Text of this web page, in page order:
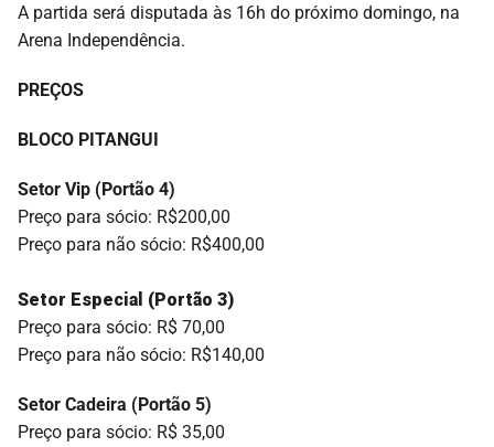
A partida será disputada às 16h do próximo domingo, na
Arena Independência.
PREÇOS
BLOCO PITANGUI
Setor Vip (Portão 4)
Preço para sócio: R$200,00
Preço para não sócio: R$400,00
Setor Especial (Portão 3)
Preço para sócio: R$ 70,00
Preço para não sócio: R$140,00
Setor Cadeira (Portão 5)
Preço para sócio: R$ 35,00